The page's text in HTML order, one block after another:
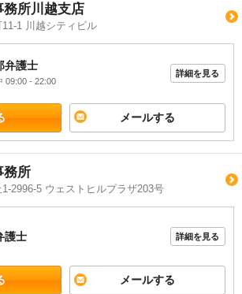
務所川越支店
1 川越シティビル
弁護士
09:00 - 22:00
詳細を見る
メールする
務所
2996-5 ウェストヒルプラザ203号
護士 詳細を見る
メールする